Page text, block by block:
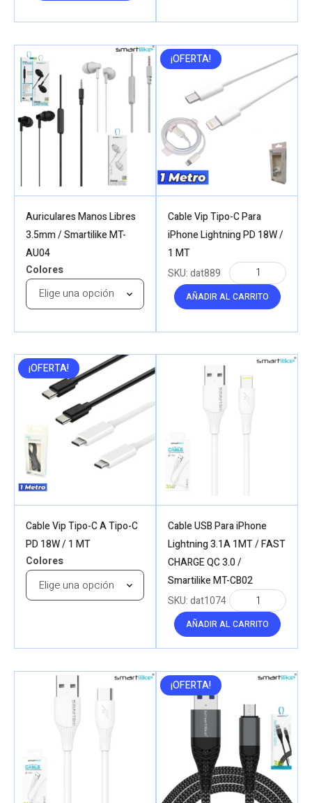
Auriculares Manos Libres
3.5mm / Smartilike MT-
AU04
Colores
¡OFERTA!
Cable Vip Tipo-C Para
iPhone Lightning PD 18W /
1 MT
AÑADIR AL CARRITO
SKU:dat889
¡OFERTA!
Cable Vip Tipo-C A Tipo-C
PD 18W / 1 MT
Colores
Cable USB Para iPhone
Lightning 3.1A 1MT / FAST
CHARGE QC 3.0 /
Smartilike MT-CB02
AÑADIR AL CARRITO
SKU:dat1074
¡OFERTA!